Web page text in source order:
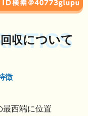
収について
徴
最西端に位置